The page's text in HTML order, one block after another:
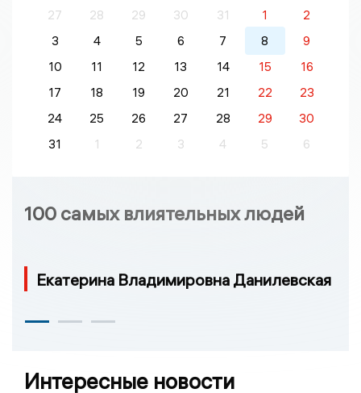
27
28 29 30 31 1
2
3
4 5 6 7 8
9
10
11 12 13 14 15
16
17
18 19 20 21 22
23
24
25 26 27 28 29
30
31
1 2 3 4 5 6
100 самых влиятельных людей
Екатерина Владимировна Данилевская
Интересные новости